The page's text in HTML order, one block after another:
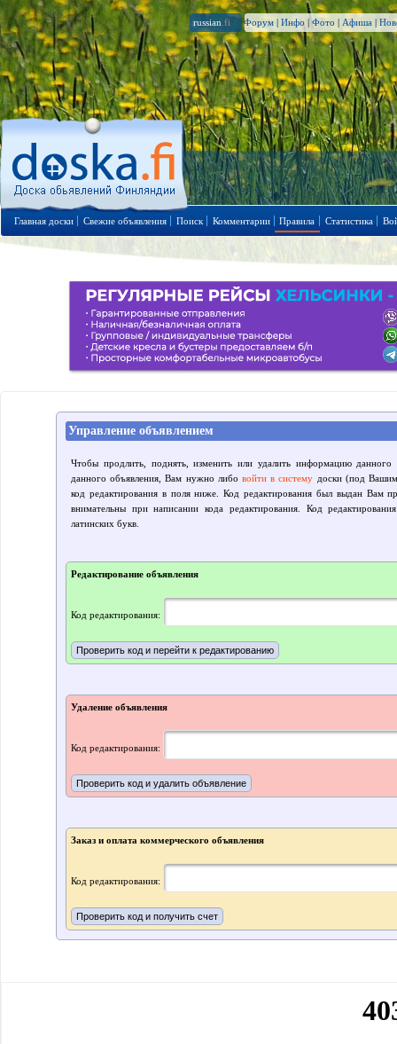
russian .fi Форум | Инфо | Фото | Афиша |
Главная доски Свежие объявления Поиск Комментарии Правила Статистика
Управление объявлением
Чтобы продлить, поднять, изменить или удалить информацию
данного объявления, Вам нужно либо войти в систему доски (под
код редактирования в поля ниже. Код редактирования был выдан Вам
внимательны при написании кода редактирования. Код
латинских букв.
Редактирование объявления
Код редактирования:
Удаление объявления
Код редактирования:
Заказ и оплата коммерческого объявления
Код редактирования: